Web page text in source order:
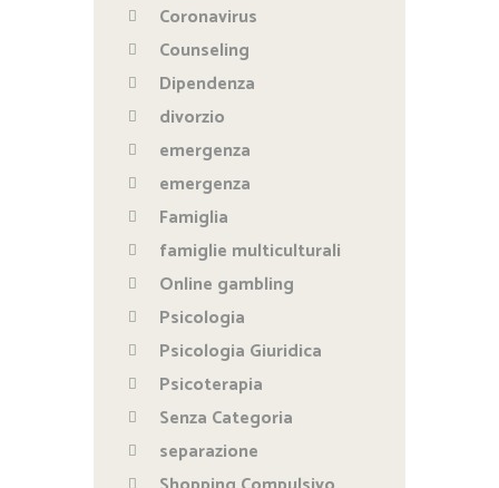
Coronavirus
Counseling
Dipendenza
divorzio
emergenza
emergenza
Famiglia
famiglie multiculturali
Online gambling
Psicologia
Psicologia Giuridica
Psicoterapia
Senza Categoria
separazione